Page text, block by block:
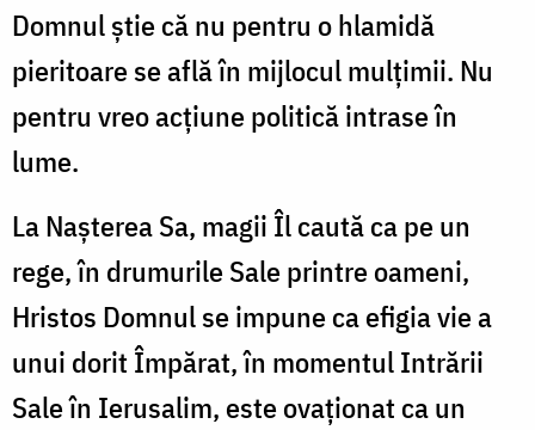
Domnul știe că nu pentru o hlamidă
pieritoare se află în mijlocul mulțimii. Nu
pentru vreo acțiune politică intrase în
lume.
La Nașterea Sa, magii Îl caută ca pe un
rege, în drumurile Sale printre oameni,
Hristos Domnul se impune ca efigia vie a
unui dorit Împărat, în momentul Intrării
Sale în Ierusalim, este ovaționat ca un